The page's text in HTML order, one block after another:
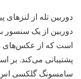
دوربین تله از
پشتیبانی می‌کند. بر